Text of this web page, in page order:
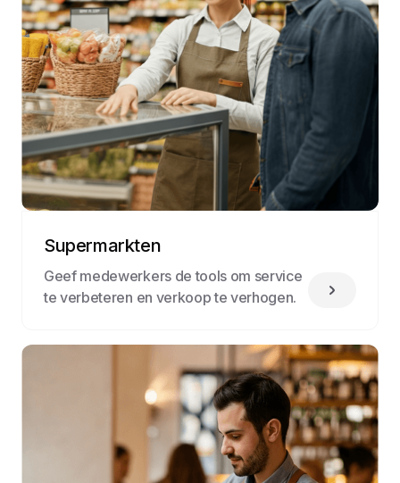
Supermarkten
Geef medewerkers de tools om service
te verbeteren en verkoop te verhogen.